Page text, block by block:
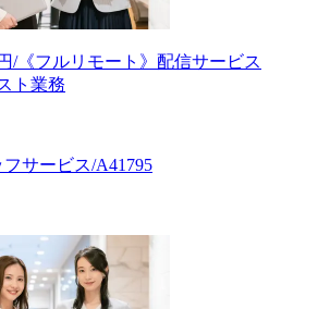
/《フルリモート》配信サービス
ト業務
サービス/A41795